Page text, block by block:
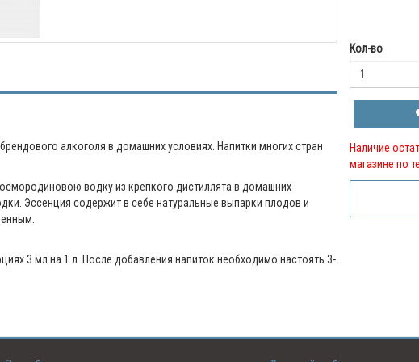
брендового алкоголя в домашних условиях. Напитки многих стран
водку из крепкого дистиллята в домашних
Эссенция содержит в себе натуральные выпарки плодов и
3 мл на 1 л. После добавления напиток необходимо настоять 3-
Кол-во
Наличие
магазине по